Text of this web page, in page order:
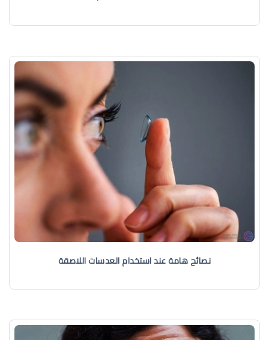
نصائح هامة عند استخدام العدسات اللاصقة